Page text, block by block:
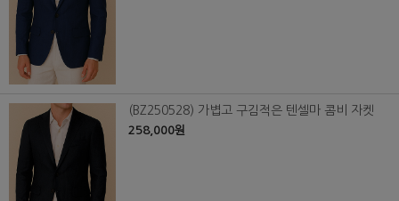
(BZ250528) 가볍고 구김적은 텐셀마 콤비 자켓
258,000원